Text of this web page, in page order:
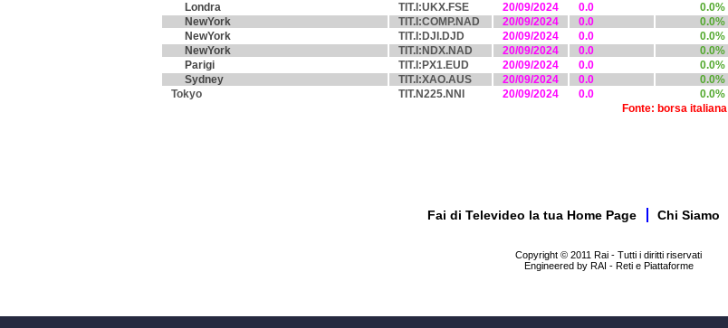
Londra
TIT.I:UKX.FSE 20/09/2024 0.0
0.0%
NewYork
TIT.I:COMP.NAD 20/09/2024 0.0
0.0%
NewYork
TIT.I:DJI.DJD 20/09/2024 0.0
0.0%
NewYork
TIT.I:NDX.NAD 20/09/2024 0.0
0.0%
Parigi
TIT.I:PX1.EUD 20/09/2024 0.0
0.0%
Sydney
TIT.I:XAO.AUS 20/09/2024 0.0
0.0%
Tokyo
TIT.N225.NNI 20/09/2024 0.0
0.0%
Fonte: borsa italiana
Fai di Televideo la tua Home Page Chi Siamo
Copyright © 2011 Rai - Tutti i diritti riservati
Engineered by RAI - Reti e Piattaforme